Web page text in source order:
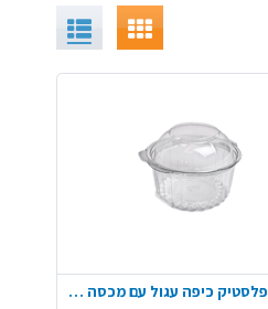
קופסה פלסטיק כיפה עגול עם מכסה 5 יח' - סברינה